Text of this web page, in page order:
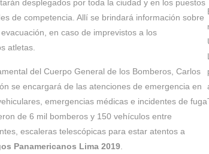
desplegados por toda la ciudad y en los puestos
de competencia. Allí se brindará información sobre
en caso de imprevistos a los
atletas.
del Cuerpo General de los Bomberos, Carlos
se encargará de las atenciones de emergencia en
emergencias médicas e incidentes de fuga
de 6 mil bomberos y 150 vehículos entre
escaleras telescópicas para estar atentos a
Panamericanos Lima 2019